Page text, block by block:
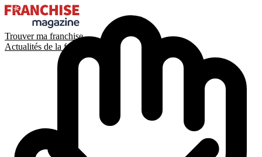
Trouver ma franchise
Actualités de la franchise